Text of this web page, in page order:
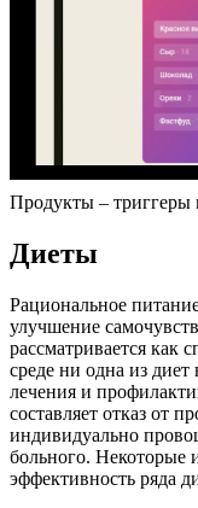
Продукты – триггеры
Диеты
Рациональное
улучшение
рассматривается как
среде ни одна из
лечения и
составляет отказ от
индивидуально
больного. Некоторые
эффективность ряда